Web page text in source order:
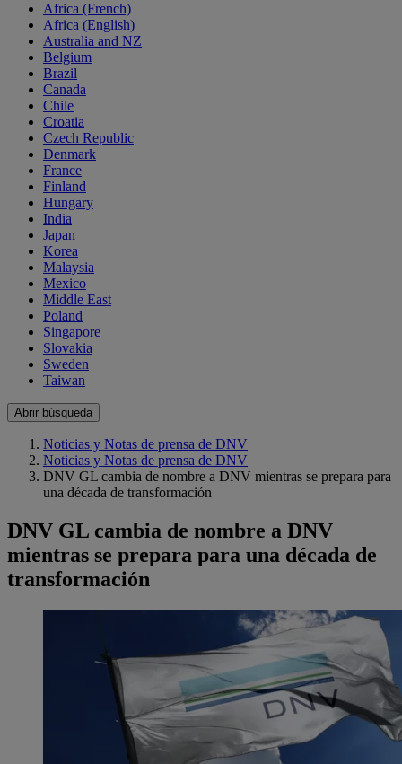
Africa (French)
Africa (English)
Australia and NZ
Belgium
Brazil
Canada
Chile
Croatia
Czech Republic
Denmark
France
Finland
Hungary
India
Japan
Korea
Malaysia
Mexico
Middle East
Poland
Singapore
Slovakia
Sweden
Taiwan
Abrir búsqueda
Noticias y Notas de prensa de DNV
Noticias y Notas de prensa de DNV
DNV GL cambia de nombre a DNV mientras se prepara para
una década de transformación
DNV GL cambia de nombre a DNV
mientras se prepara para una década de
transformación